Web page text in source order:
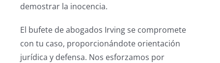
demostrar la inocencia.
El bufete de abogados Irving se compromete
con tu caso, proporcionándote orientación
jurídica y defensa. Nos esforzamos por